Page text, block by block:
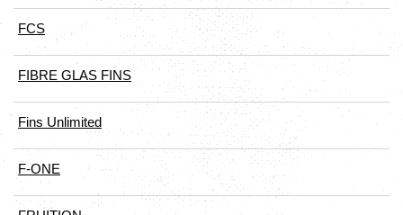
FCS
FIBRE GLAS FINS
Fins Unlimited
F-ONE